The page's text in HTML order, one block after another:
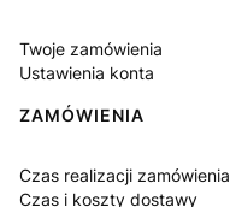
Twoje zamówienia
Ustawienia konta
ZAMÓWIENIA
Czas realizacji zamówienia
Czas i koszty dostawy